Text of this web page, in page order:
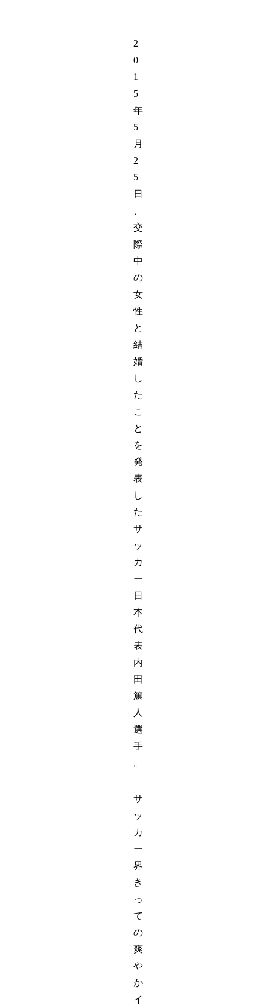
2
0
1
5
年
5
月
2
5
日
交
際
中
の
女
性
と
結
婚
し
た
こ
と
を
発
表
し
た
サ
ッ
カ
ー
日
本
代
表
内
田
篤
人
選
手
。
サ
ッ
カ
ー
界
き
っ
て
の
爽
や
か
イ